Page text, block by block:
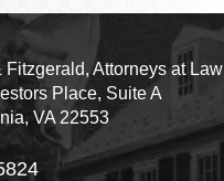
Fitzgerald, Attorneys at Law
Place, Suite A
VA 22553